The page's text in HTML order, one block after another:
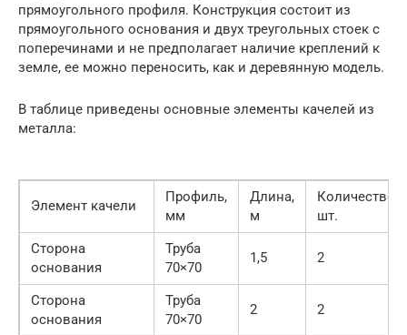
прямоугольного профиля. Конструкция состоит из
прямоугольного основания и двух треугольных стоек с
поперечинами и не предполагает наличие креплений к
земле, ее можно переносить, как и деревянную модель.
В таблице приведены основные элементы качелей из
металла:
Элемент качели
Профиль,
мм
Длина,
м
Количество,
шт.
Сторона
основания
Труба
70×70
1,5 2
Сторона
основания
Труба
70×70
2 2